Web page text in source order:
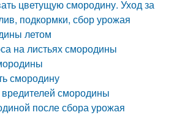
цветущую смородину. Уход за
подкормки, сбор урожая
летом
на листьях смородины
смородину
смородины
после сбора урожая